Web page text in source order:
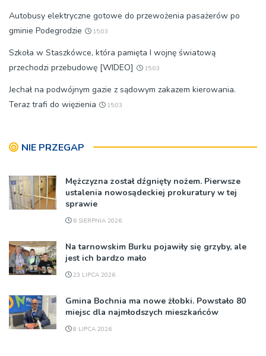
Autobusy elektryczne gotowe do przewożenia pasażerów po
gminie Podegrodzie
15:03
Szkoła w Staszkówce, która pamięta I wojnę światową
przechodzi przebudowę [WIDEO]
15:03
Jechał na podwójnym gazie z sądowym zakazem kierowania.
Teraz trafi do więzienia
15:03
NIE PRZEGAP
Mężczyzna został dźgnięty nożem. Pierwsze
ustalenia nowosądeckiej prokuratury w tej
sprawie
6 SIERPNIA 2026
Na tarnowskim Burku pojawiły się grzyby, ale
jest ich bardzo mało
23 LIPCA 2026
Gmina Bochnia ma nowe żłobki. Powstało 80
miejsc dla najmłodszych mieszkańców
8 LIPCA 2026